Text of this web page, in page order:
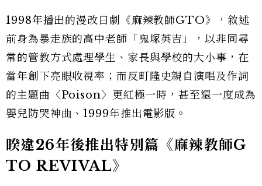
1998年播出的漫改日劇《麻辣教師GTO》，敘述
前身為暴走族的高中老師「鬼塚英吉」，以非同尋
常的管教方式處理學生、家長與學校的大小事，在
當年創下亮眼收視率；而反町隆史親自演唱及作詞
的主題曲〈Poison〉更紅極一時，甚至還一度成為
嬰兒防哭神曲、1999年推出電影版。
睽違26年後推出特別篇《麻辣教師G
TO REVIVAL》